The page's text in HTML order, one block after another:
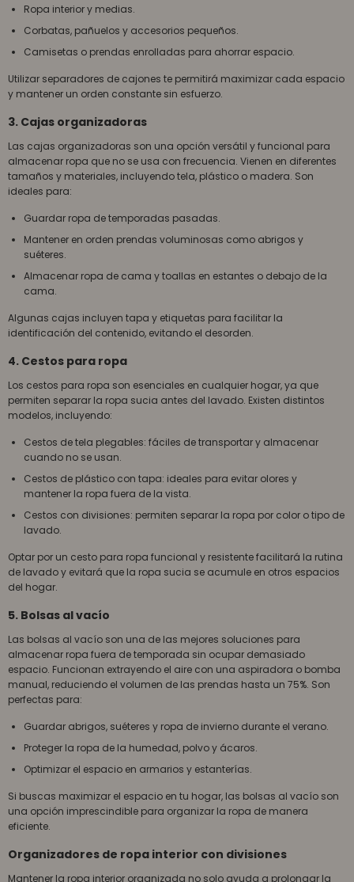
Ropa interior y medias.
Corbatas, pañuelos y accesorios pequeños.
Camisetas o prendas enrolladas para ahorrar espacio.
Utilizar separadores de cajones te permitirá maximizar cada espacio
y mantener un orden constante sin esfuerzo.
3. Cajas organizadoras
Las cajas organizadoras son una opción versátil y funcional para
almacenar ropa que no se usa con frecuencia. Vienen en diferentes
tamaños y materiales, incluyendo tela, plástico o madera. Son
ideales para:
Guardar ropa de temporadas pasadas.
Mantener en orden prendas voluminosas como abrigos y
suéteres.
Almacenar ropa de cama y toallas en estantes o debajo de la
cama.
Algunas cajas incluyen tapa y etiquetas para facilitar la
identificación del contenido, evitando el desorden.
4. Cestos para ropa
Los cestos para ropa son esenciales en cualquier hogar, ya que
permiten separar la ropa sucia antes del lavado. Existen distintos
modelos, incluyendo:
Cestos de tela plegables: fáciles de transportar y almacenar
cuando no se usan.
Cestos de plástico con tapa: ideales para evitar olores y
mantener la ropa fuera de la vista.
Cestos con divisiones: permiten separar la ropa por color o tipo de
lavado.
Optar por un cesto para ropa funcional y resistente facilitará la rutina
de lavado y evitará que la ropa sucia se acumule en otros espacios
del hogar.
5. Bolsas al vacío
Las bolsas al vacío son una de las mejores soluciones para
almacenar ropa fuera de temporada sin ocupar demasiado
espacio. Funcionan extrayendo el aire con una aspiradora o bomba
manual, reduciendo el volumen de las prendas hasta un 75%. Son
perfectas para:
Guardar abrigos, suéteres y ropa de invierno durante el verano.
Proteger la ropa de la humedad, polvo y ácaros.
Optimizar el espacio en armarios y estanterías.
Si buscas maximizar el espacio en tu hogar, las bolsas al vacío son
una opción imprescindible para organizar la ropa de manera
eficiente.
Organizadores de ropa interior con divisiones
Mantener la ropa interior organizada no solo ayuda a prolongar la